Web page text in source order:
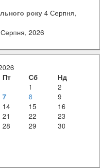
року 4 Серпня,
2026
Пт Сб
Нд
1
2
7 8
9
14 15
16
21 22
23
28 29
30